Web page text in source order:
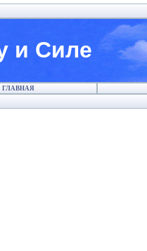
и Силе
ГЛАВНАЯ